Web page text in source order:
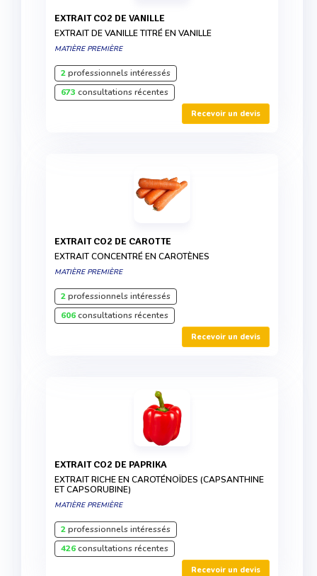
EXTRAIT CO2 DE VANILLE
EXTRAIT DE VANILLE TITRÉ EN VANILLE
MATIÈRE PREMIÈRE
2professionnels intéressés
673 consultations récentes
Recevoir un devis
EXTRAIT CO2 DE CAROTTE
EXTRAIT CONCENTRÉ EN CAROTÈNES
MATIÈRE PREMIÈRE
2professionnels intéressés
606consultations récentes
Recevoir un devis
EXTRAIT CO2 DE PAPRIKA
EXTRAIT RICHE EN CAROTÉNOÏDES (CAPSANTHINE
ET CAPSORUBINE)
MATIÈRE PREMIÈRE
2professionnels intéressés
426consultations récentes
Recevoir un devis